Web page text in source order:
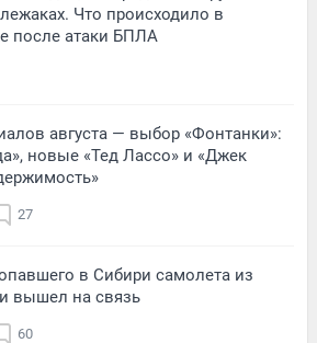
Что происходило в
после атаки БПЛА
августа — выбор «Фонтанки»:
новые «Тед Лассо» и «Джек
27
в Сибири самолета из
вышел на связь
60